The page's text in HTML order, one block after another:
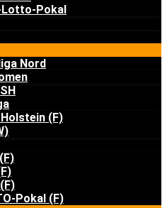
Lotto-Pokal
Nord
(F)
Pokal (F)